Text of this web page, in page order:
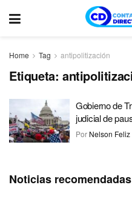
Home Tag antipolitización
Etiqueta:
Gobierno de
judicial de
Por Nelson Feliz
Noticias recomendadas